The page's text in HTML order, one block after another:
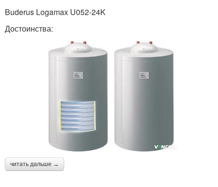
Buderus Logamax U052-24K
Достоинства:
читать дальше →